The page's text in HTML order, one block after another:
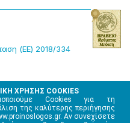
ΧΡΗΣΗΣ COOKIES
Cookies για τη
της καλύτερης περιήγησης
Αν συνεχίσετε
(ΕΕ) 2018/334
Μ.Η.Τ. 220242